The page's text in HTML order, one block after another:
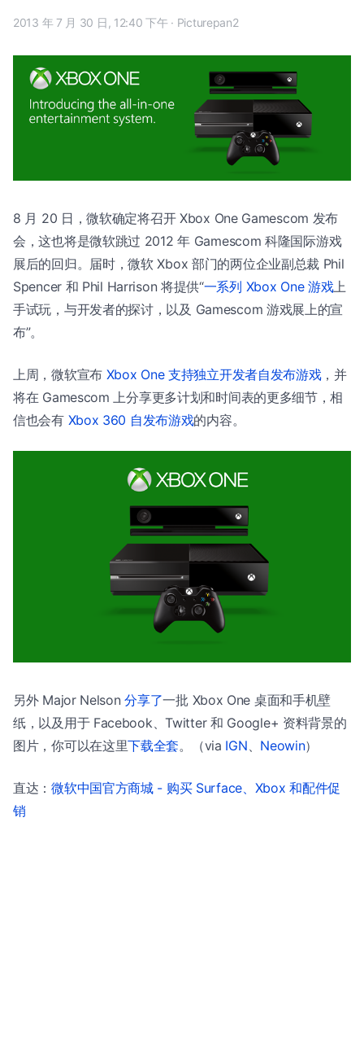
2013 年 7 月 30 日, 12:40 下午 · Picturepan2
8 月 20 日，微软确定将召开 Xbox One Gamescom 发布
会，这也将是微软跳过 2012 年 Gamescom 科隆国际游戏
展后的回归。届时，微软 Xbox 部门的两位企业副总裁 Phil
Spencer 和 Phil Harrison 将提供“一系列 Xbox One 游戏上
手试玩，与开发者的探讨，以及 Gamescom 游戏展上的宣
布”。
上周，微软宣布 Xbox One 支持独立开发者自发布游戏，并
将在 Gamescom 上分享更多计划和时间表的更多细节，相
信也会有 Xbox 360 自发布游戏的内容。
另外 Major Nelson分享了一批 Xbox One 桌面和手机壁
纸，以及用于 Facebook、Twitter 和 Google+ 资料背景的
图片，你可以在这里下载全套。（via IGN、 Neowin）
直达：微软中国官方商城 - 购买 Surface、Xbox 和配件促
销